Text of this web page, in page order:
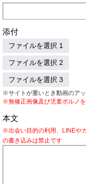
添付
ファイルを選択 1
ファイルを選択 2
ファイルを選択 3
※サイトが重いとき動画のアッ
※無修正画像及び児童ポルノ
本文
※出会い目的の利用、LINEや
の書き込みは禁止です